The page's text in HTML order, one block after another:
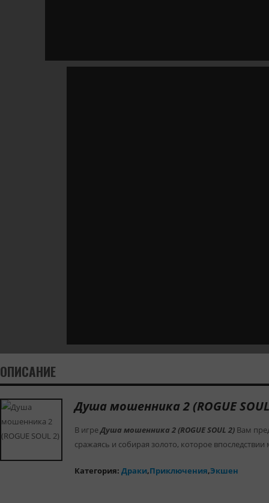
ОПИСАНИЕ
Душа мошенника 2 (ROGUE
В игреДуша мошенника 2 (ROGUE SOUL 2) Вам
сражаясь и собирая золото, которое
Категория: Драки,Приключения,Экшен